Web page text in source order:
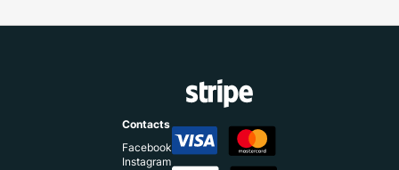
Contacts
Facebook
Instagram